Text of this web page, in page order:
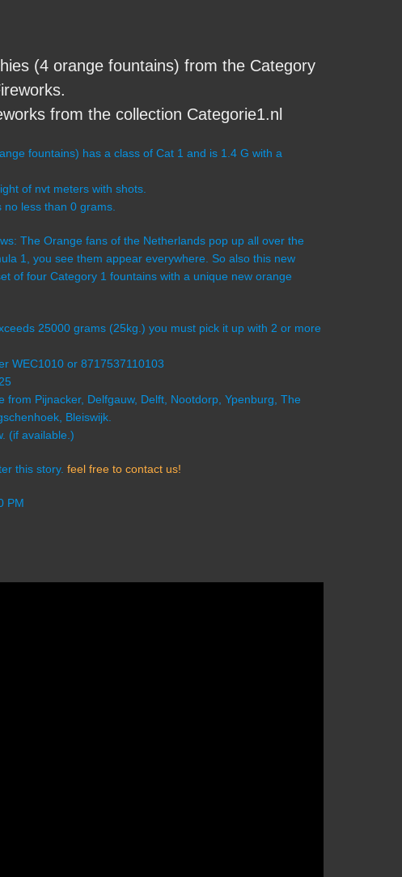
(4 orange fountains) from the Category
from the collection Categorie1.nl
fountains) has a class of Cat 1 and is 1.4 G with a
of nvt meters with shots.
less than 0 grams.
The Orange fans of the Netherlands pop up all over the
1, you see them appear everywhere. So also this new
of four Category 1 fountains with a unique new orange
25000 grams (25kg.) you must pick it up with 2 or more
WEC1010 or 8717537110103
from Pijnacker, Delfgauw, Delft, Nootdorp, Ypenburg, The
Bleiswijk.
(if available.)
this story. feel free to contact us!
PM